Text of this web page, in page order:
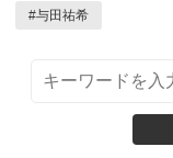
#与田祐希